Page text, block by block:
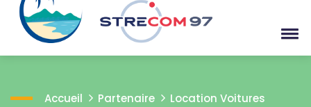
Accueil Partenaire Location Voitures